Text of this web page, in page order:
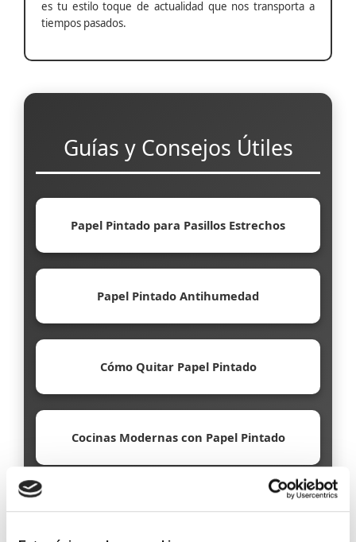
es tu estilo toque de actualidad que nos transporta a
tiempos pasados.
Guías y Consejos Útiles
Papel Pintado para Pasillos Estrechos
Papel Pintado Antihumedad
Cómo Quitar Papel Pintado
Cocinas Modernas con Papel Pintado
Papel Pintado Ecológico